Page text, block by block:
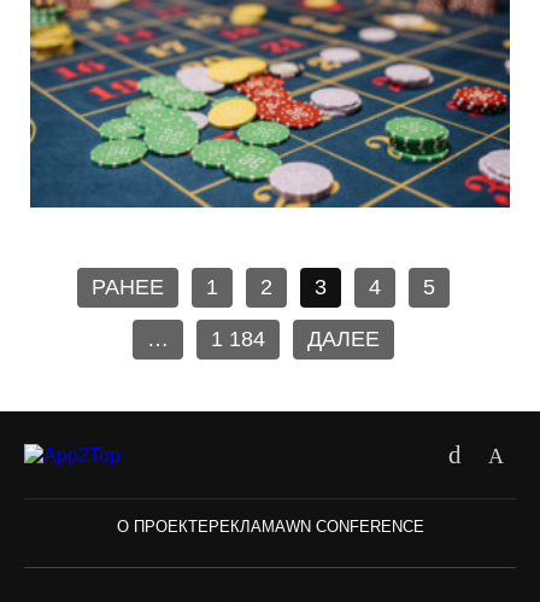
РАНЕЕ 1 2 3 4 5
… 1 184 ДАЛЕЕ
О ПРОЕКТЕРЕКЛАМАWN CONFERENCE